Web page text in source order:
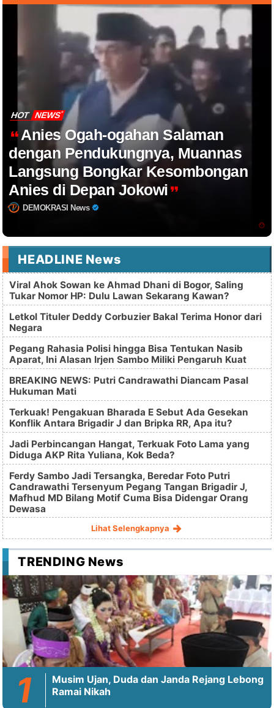
HOT NEWS
Anies Ogah-ogahan Salaman
dengan Pendukungnya, Muannas
Langsung Bongkar Kesombongan
Anies di Depan Jokowi
DEMOKRASI News
HEADLINE News
Viral Ahok Sowan ke Ahmad Dhani di Bogor, Saling
Tukar Nomor HP: Dulu Lawan Sekarang Kawan?
Letkol Tituler Deddy Corbuzier Bakal Terima Honor dari
Negara
Pegang Rahasia Polisi hingga Bisa Tentukan Nasib
Aparat, Ini Alasan Irjen Sambo Miliki Pengaruh Kuat
BREAKING NEWS: Putri Candrawathi Diancam Pasal
Hukuman Mati
Terkuak! Pengakuan Bharada E Sebut Ada Gesekan
Konflik Antara Brigadir J dan Bripka RR, Apa itu?
Jadi Perbincangan Hangat, Terkuak Foto Lama yang
Diduga AKP Rita Yuliana, Kok Beda?
Ferdy Sambo Jadi Tersangka, Beredar Foto Putri
Candrawathi Tersenyum Pegang Tangan Brigadir J,
Mafhud MD Bilang Motif Cuma Bisa Didengar Orang
Dewasa
Lihat Selengkapnya
TRENDING News
Musim Ujan, Duda dan Janda Rejang Lebong
Ramai Nikah